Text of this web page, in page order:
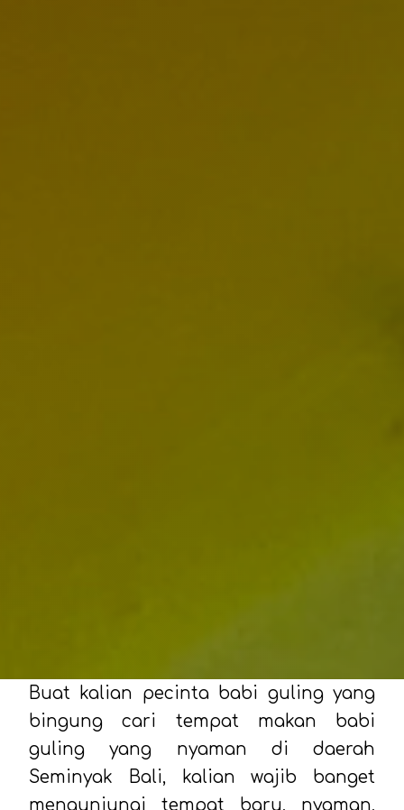
Buat kalian pecinta babi guling yang
bingung cari tempat makan babi
guling yang nyaman di daerah
Seminyak Bali, kalian wajib banget
mengunjungi tempat baru, nyaman,